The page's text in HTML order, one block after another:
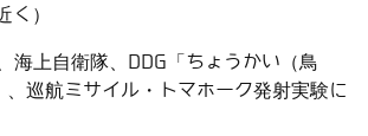
く）
海上自衛隊、DDG「ちょうかい（鳥
、巡航ミサイル・トマホーク発射実験に